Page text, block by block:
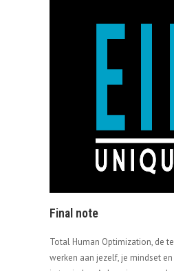
Final note
Total Human Optimization, de
werken aan jezelf, je mindset